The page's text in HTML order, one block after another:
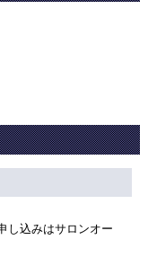
し込みはサロンオー